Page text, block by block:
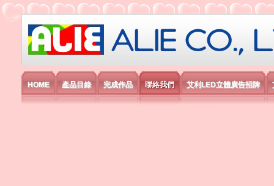
艾利國際電子有限公司
HOME 產品目錄 完成作品 聯絡我們 艾利LED立體廣告招牌